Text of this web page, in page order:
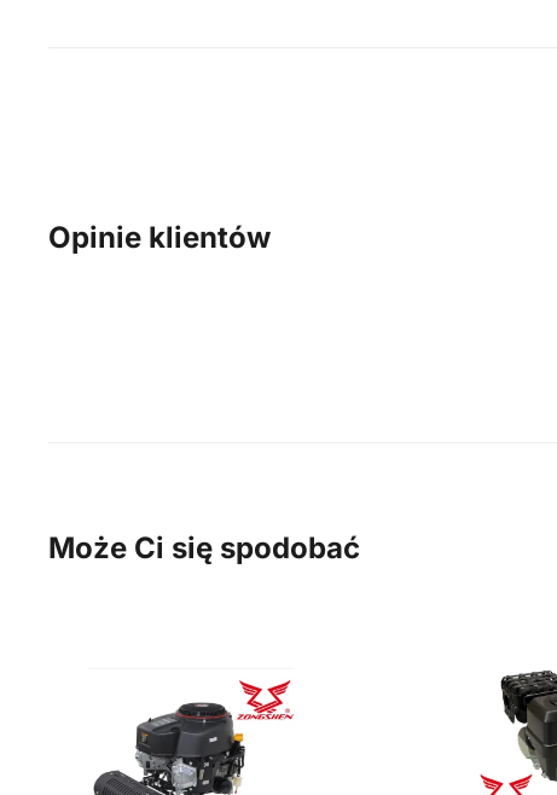
Opinie klientów
Może Ci się spodobać